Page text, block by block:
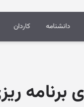
دانشنامه کاردان
برنامه